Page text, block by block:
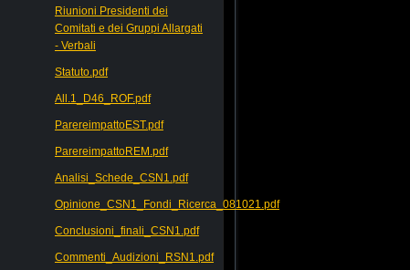
Riunioni Presidenti dei
Comitati e dei Gruppi Allargati
- Verbali
Statuto.pdf
All.1_D46_ROF.pdf
ParereimpattoEST.pdf
ParereimpattoREM.pdf
Analisi_Schede_CSN1.pdf
Opinione_CSN1_Fondi_Ricerca_081021.pdf
Conclusioni_finali_CSN1.pdf
Commenti_Audizioni_RSN1.pdf